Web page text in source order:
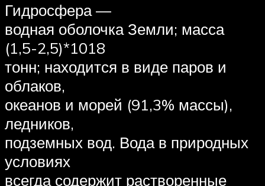
Гидросфера —
водная оболочка Земли; масса
(1,5-2,5)*1018
тонн; находится в виде паров и
облаков,
океанов и морей (91,3% массы),
ледников,
подземных вод. Вода в природных
условиях
всегда содержит растворенные